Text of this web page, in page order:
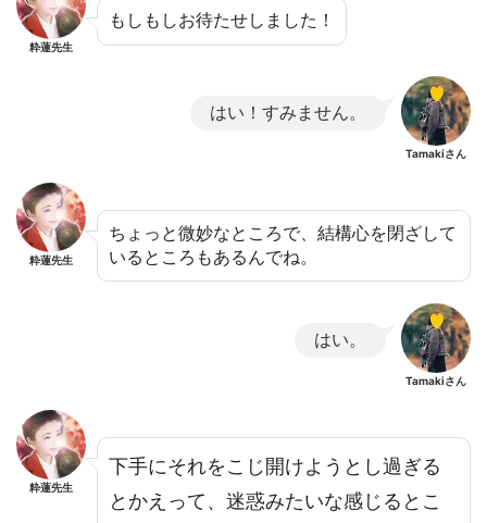
粋蓮先生
もしもしお待たせしました！
はい！すみません。
Tamakiさん
粋蓮先生
ちょっと微妙なところで、結構心を閉ざして
いるところもあるんでね。
はい。
Tamakiさん
粋蓮先生
下手にそれをこじ開けようとし過ぎる
とかえって、迷惑みたいな感じるとこ